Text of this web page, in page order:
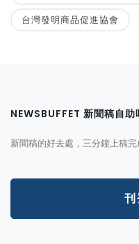
台灣發明商品促進協會
NEWSBUFFET 新聞稿自助
新聞稿的好去處，三分鐘上稿